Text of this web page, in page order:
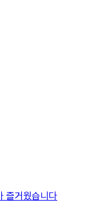
즐거웠습니다